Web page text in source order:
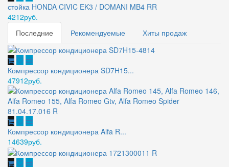
стойка HONDA CIVIC EK3 / DOMANI MB4 RR
4212руб.
Последние
Рекомендуемые Хиты продаж
Компрессор кондиционера SD7H15...
47912руб.
Компрессор кондиционера Alfa R...
14639руб.